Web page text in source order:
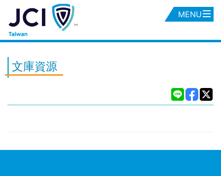
MENU
文庫資源